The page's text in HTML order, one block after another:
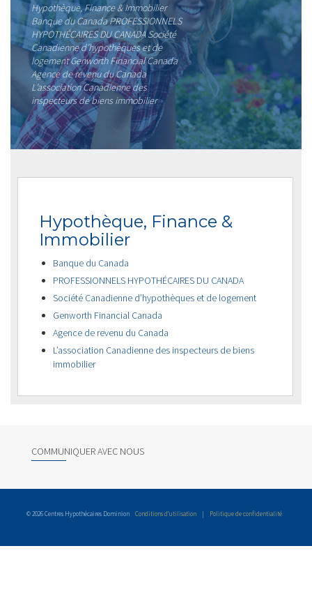
Hypothèque, Finance & Immobilier
Banque du Canada PROFESSIONNELS
HYPOTHÉCAIRES DU CANADA Société
Canadienne d’hypothèques et de
logement Genworth Financial Canada
Agence de revenu du Canada
L’association Canadienne des
inspecteurs de biens immobilier
Hypothèque, Finance &
Immobilier
Banque du Canada
PROFESSIONNELS HYPOTHÉCAIRES DU CANADA
Société Canadienne d’hypothèques et de logement
Genworth Financial Canada
Agence de revenu du Canada
L’association Canadienne des inspecteurs de biens
immobilier
COMMUNIQUER AVEC NOUS
© 2026 Centres Hypothécaires Dominion Conditions d’utilisation | Politique de confidentialité